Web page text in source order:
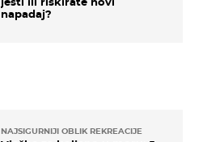
napadaj?
NAJSIGURNIJI OBLIK REKREACIJE